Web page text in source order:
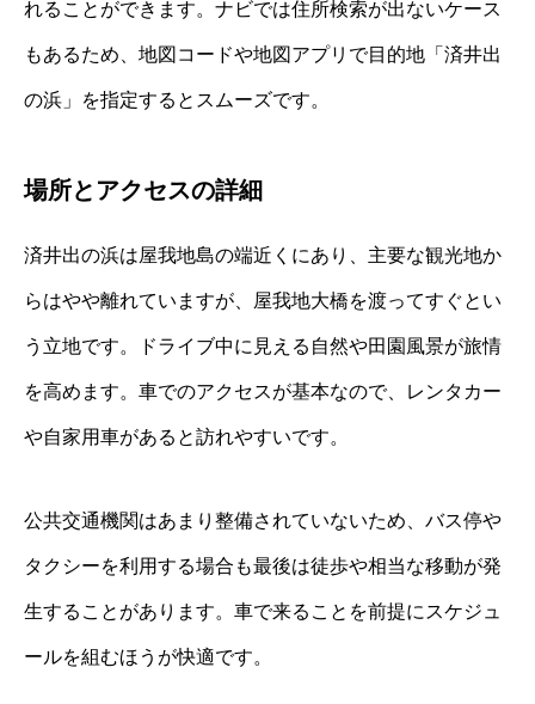
れることができます。ナビでは住所検索が出ないケース
もあるため、地図コードや地図アプリで目的地「済井出
の浜」を指定するとスムーズです。
場所とアクセスの詳細
済井出の浜は屋我地島の端近くにあり、主要な観光地か
らはやや離れていますが、屋我地大橋を渡ってすぐとい
う立地です。ドライブ中に見える自然や田園風景が旅情
を高めます。車でのアクセスが基本なので、レンタカー
や自家用車があると訪れやすいです。
公共交通機関はあまり整備されていないため、バス停や
タクシーを利用する場合も最後は徒歩や相当な移動が発
生することがあります。車で来ることを前提にスケジュ
ールを組むほうが快適です。